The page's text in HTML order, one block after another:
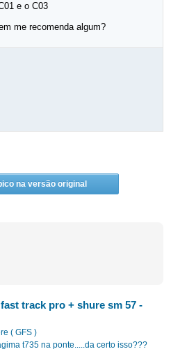
e o C03
me recomenda algum?
na versão original
track pro + shure sm 57 -
( GFS )
t735 na ponte.....da certo isso???